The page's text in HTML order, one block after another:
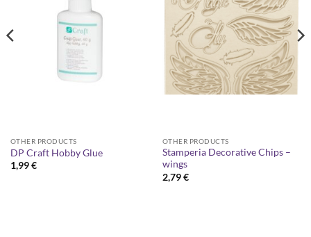
OTHER PRODUCTS
DP Craft Hobby Glue
1,99€
OTHER PRODUCTS
Stamperia Decorative Chips –
wings
2,79€